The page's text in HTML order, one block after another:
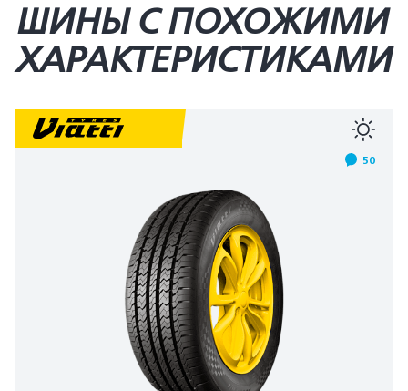
ШИНЫ С ПОХОЖИМИ
ХАРАКТЕРИСТИКАМИ
50